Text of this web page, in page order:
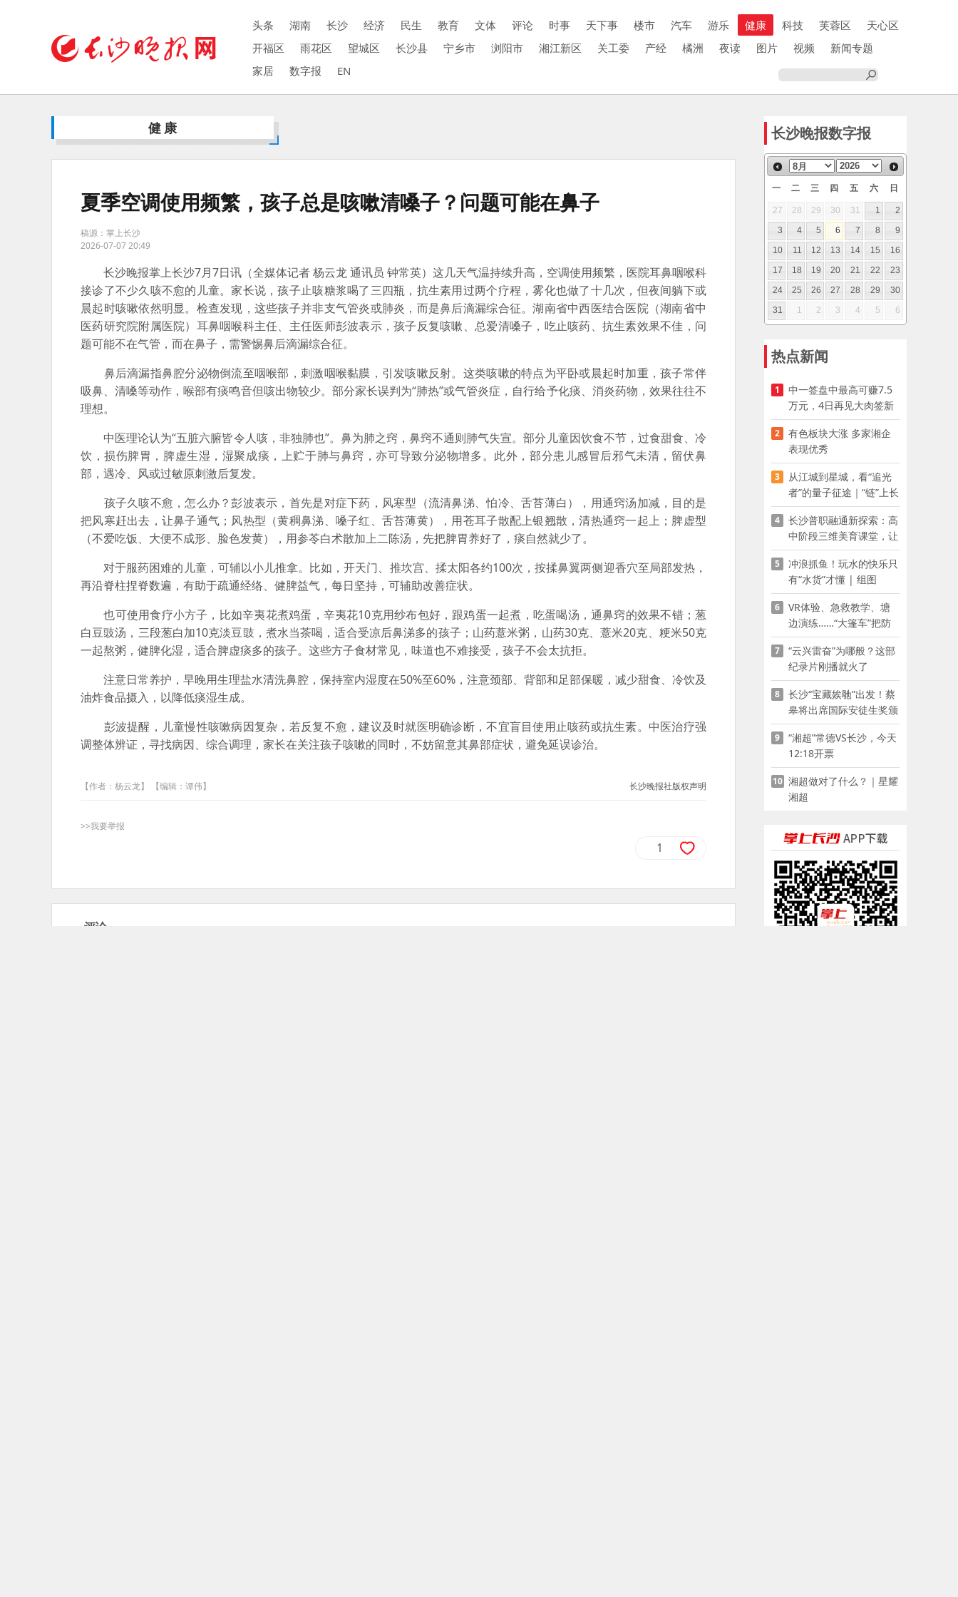
头条 湖南 长沙 经济 民生 教育 文体 评论 时事 天下事 楼市 汽车 游乐 健康 科技 芙蓉区
天心区
开福区
雨花区 望城区 长沙县 宁乡市 浏阳市 湘江新区 关工委 产经 橘洲 夜读 图片 视频
新闻专题
家居
数字报 EN
健康
夏季空调使用频繁，孩子总是咳嗽清嗓子？问题可能在鼻子
稿源：掌上长沙
2026-07-07 20:49
长沙晚报掌上长沙7月7日讯（全媒体记者 杨云龙 通讯员 钟常英）这几天气温持续升高，空调使用频繁，医院耳鼻咽喉科
接诊了不少久咳不愈的儿童。家长说，孩子止咳糖浆喝了三四瓶，抗生素用过两个疗程，雾化也做了十几次，但夜间躺下或
晨起时咳嗽依然明显。检查发现，这些孩子并非支气管炎或肺炎，而是鼻后滴漏综合征。湖南省中西医结合医院（湖南省中
医药研究院附属医院）耳鼻咽喉科主任、主任医师彭波表示，孩子反复咳嗽、总爱清嗓子，吃止咳药、抗生素效果不佳，问
题可能不在气管，而在鼻子，需警惕鼻后滴漏综合征。
鼻后滴漏指鼻腔分泌物倒流至咽喉部，刺激咽喉黏膜，引发咳嗽反射。这类咳嗽的特点为平卧或晨起时加重，孩子常伴
吸鼻、清嗓等动作，喉部有痰鸣音但咳出物较少。部分家长误判为“肺热”或气管炎症，自行给予化痰、消炎药物，效果往往不
理想。
中医理论认为“五脏六腑皆令人咳，非独肺也”。鼻为肺之窍，鼻窍不通则肺气失宣。部分儿童因饮食不节，过食甜食、冷
饮，损伤脾胃，脾虚生湿，湿聚成痰，上贮于肺与鼻窍，亦可导致分泌物增多。此外，部分患儿感冒后邪气未清，留伏鼻
部，遇冷、风或过敏原刺激后复发。
孩子久咳不愈，怎么办？彭波表示，首先是对症下药，风寒型（流清鼻涕、怕冷、舌苔薄白），用通窍汤加减，目的是
把风寒赶出去，让鼻子通气；风热型（黄稠鼻涕、嗓子红、舌苔薄黄），用苍耳子散配上银翘散，清热通窍一起上；脾虚型
（不爱吃饭、大便不成形、脸色发黄），用参苓白术散加上二陈汤，先把脾胃养好了，痰自然就少了。
对于服药困难的儿童，可辅以小儿推拿。比如，开天门、推坎宫、揉太阳各约100次，按揉鼻翼两侧迎香穴至局部发热，
再沿脊柱捏脊数遍，有助于疏通经络、健脾益气，每日坚持，可辅助改善症状。
也可使用食疗小方子，比如辛夷花煮鸡蛋，辛夷花10克用纱布包好，跟鸡蛋一起煮，吃蛋喝汤，通鼻窍的效果不错；葱
白豆豉汤，三段葱白加10克淡豆豉，煮水当茶喝，适合受凉后鼻涕多的孩子；山药薏米粥，山药30克、薏米20克、粳米50克
一起熬粥，健脾化湿，适合脾虚痰多的孩子。这些方子食材常见，味道也不难接受，孩子不会太抗拒。
注意日常养护，早晚用生理盐水清洗鼻腔，保持室内湿度在50%至60%，注意颈部、背部和足部保暖，减少甜食、冷饮及
油炸食品摄入，以降低痰湿生成。
彭波提醒，儿童慢性咳嗽病因复杂，若反复不愈，建议及时就医明确诊断，不宜盲目使用止咳药或抗生素。中医治疗强
调整体辨证，寻找病因、综合调理，家长在关注孩子咳嗽的同时，不妨留意其鼻部症状，避免延误诊治。
【作者：杨云龙】 【编辑：谭伟】 长沙晚报社版权声明
>>我要举报
1
评论
长沙晚报数字报
一 二 三 四 五 六 日
27 28 29 30 31 1
2
3
4 5 6 7 8
9
10
11 12 13 14 15
16
17
18 19 20 21 22
23
24
25 26 27 28 29
30
31
1 2 3 4 5 6
热点新闻
1
中一签盘中最高可赚7.5
万元，4日再见大肉签新
股
2
有色板块大涨 多家湘企
表现优秀
3
从江城到星城，看“追光
者”的量子征途｜“链”上长
沙 “才”够硬核
4
长沙普职融通新探索：高
中阶段三维美育课堂，让
少年向美而生
5
冲浪抓鱼！玩水的快乐只
有“水货”才懂 | 组图
6
VR体验、急救教学、塘
边演练……“大篷车”把防
溺水课堂搬到乡村青少年
家门口
7
“云兴雷奋”为哪般？这部
纪录片刚播就火了
8
长沙“宝藏娭毑”出发！蔡
皋将出席国际安徒生奖颁
奖典礼并领奖
9
“湘超”常德VS长沙，今天
12:18开票
10 湘超做对了什么？｜星耀
湘超